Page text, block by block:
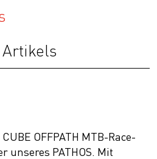
Artikels
OFFPATH MTB-Race-
unseres PATHOS. Mit